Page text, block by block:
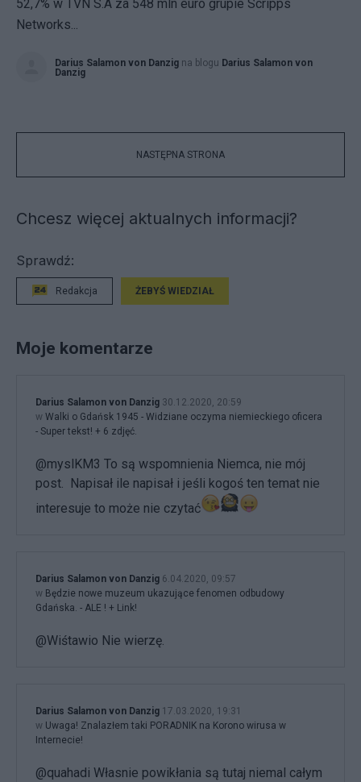
52,7% w TVN S.A za 548 mln euro grupie Scripps
Networks...
Darius Salamon von Danzig na blogu Darius Salamon von
Danzig
NASTĘPNA STRONA
Chcesz więcej aktualnych informacji?
Sprawdź:
Redakcja ŻEBYŚ WIEDZIAŁ
Moje komentarze
Darius Salamon von Danzig 30.12.2020, 20:59
w Walki o Gdańsk 1945 - Widziane oczyma niemieckiego oficera
- Super tekst! + 6 zdjęć.
@myslKM3 To są wspomnienia Niemca, nie mój
post. Napisał ile napisał i jeśli kogoś ten temat nie
interesuje to może nie czytać
Darius Salamon von Danzig 6.04.2020, 09:57
w Będzie nowe muzeum ukazujące fenomen odbudowy
Gdańska. - ALE ! + Link!
@Wiśtawio Nie wierzę.
Darius Salamon von Danzig 17.03.2020, 19:31
w Uwaga! Znalazłem taki PORADNIK na Korono wirusa w
Internecie!
@quahadi Własnie powikłania są tutaj niemal całym